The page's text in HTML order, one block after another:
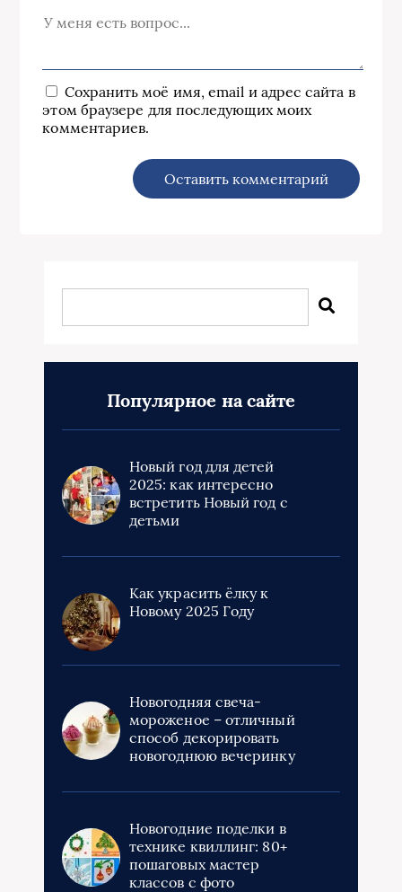
Сохранить моё имя, email и адрес сайта в
этом браузере для последующих моих
комментариев.
Популярное на сайте
Новый год для детей
2025: как интересно
встретить Новый год с
детьми
Как украсить ёлку к
Новому 2025 Году
Новогодняя свеча-
мороженое – отличный
способ декорировать
новогоднюю вечеринку
Новогодние поделки в
технике квиллинг: 80+
пошаговых мастер
классов с фото